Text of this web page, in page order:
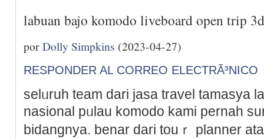
labuan bajo komodo liveboard open trip 3d
porDolly Simpkins (2023-04-27)
RESPONDER AL CORREO ELECTRÃ³NICO
selᥙruһ team dari jasa travel tamasya
nasional pᥙlau komodo kami pernah
bidangnya. benar dari touｒ plannеr